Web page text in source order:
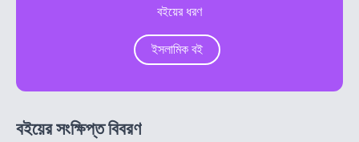
বইয়ের ধরণ
ইসলামিক বই
বইয়ের সংক্ষিপ্ত বিবরণ